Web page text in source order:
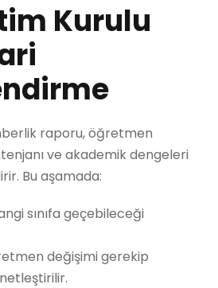
Kurulu
raporu, öğretmen
ve akademik dengeleri
Bu aşamada:
sınıfa geçebileceği
değişimi gerekip